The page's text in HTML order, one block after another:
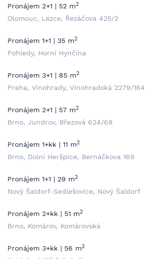
Pronájem 2+1 | 52 m2
Olomouc, Lazce, Řezáčova 425/2
Pronájem 1+1 | 35 m2
Pohledy, Horní Hynčina
Pronájem 3+1 | 85 m2
Praha, Vinohrady, Vinohradská 2279/164
Pronájem 2+1 | 57 m2
Brno, Jundrov, Březová 624/68
Pronájem 1+kk | 11 m2
Brno, Dolní Heršpice, Bernáčkova 169
Pronájem 1+1 | 29 m2
Nový Šaldorf-Sedlešovice, Nový Šaldorf
Pronájem 2+kk | 51 m2
Brno, Komárov, Komárovská
Pronájem 3+kk | 56 m2